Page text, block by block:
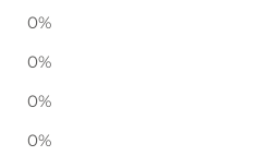
0%
0%
0%
0%